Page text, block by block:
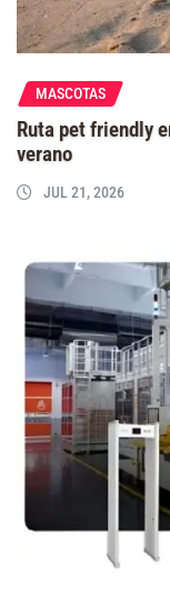
MASCOTAS
Ruta pet friendly
verano
JUL 21, 2026